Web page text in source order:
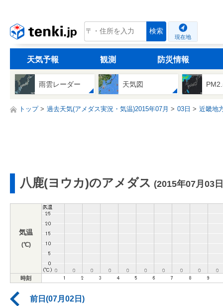
tenki.jp 検索
現在地
天気予報 観測 防災情報
雨雲レーダー 天気図
トップ 過去天気(アメダス実況・気温)2015年07月 03日 近畿地
八鹿(ヨウカ)のアメダス (2015年07月03
気温
(℃)
時刻
前日(07月02日)